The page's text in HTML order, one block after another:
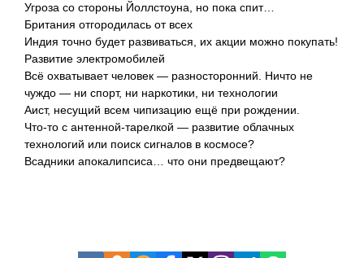
Угроза со стороны Йоллстоуна, но пока спит…
Британия отгородилась от всех
Индия точно будет развиваться, их акции можно покупать!
Развитие электромобилей
Всё охватывает человек — разносторонний. Ничто не
чуждо — ни спорт, ни наркотики, ни технологии
Аист, несущий всем чипизацию ещё при рождении.
Что-то с антенной-тарелкой — развитие облачных
технологий или поиск сигналов в космосе?
Всадники апокалипсиса… что они предвещают?